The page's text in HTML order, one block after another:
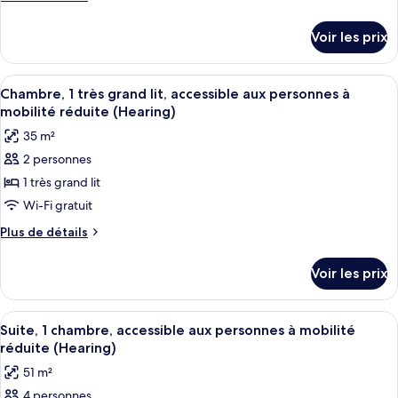
Shower)
de
Suite,
chambre
le
type
de
chambre
chambre
Voir les prix
Afficher
toutes
les
photos
pour
ce
type
de
1
très
grand
lit,
accessible
aux
Une chambre d’hôtel moderne
5
Chambre, 1 très grand lit, accessible aux personnes à
mobilité réduite (Hearing)
35 m²
2 personnes
1 très grand lit
Wi-Fi gratuit
Plus de détails
Plus
le
type
de
chambre
Chambre,
très
Voir les prix
Afficher
toutes
les
photos
Une chambre d’hôtel moderne
8
Suite, 1 chambre, accessible aux personnes à mobilité
réduite (Hearing)
51 m²